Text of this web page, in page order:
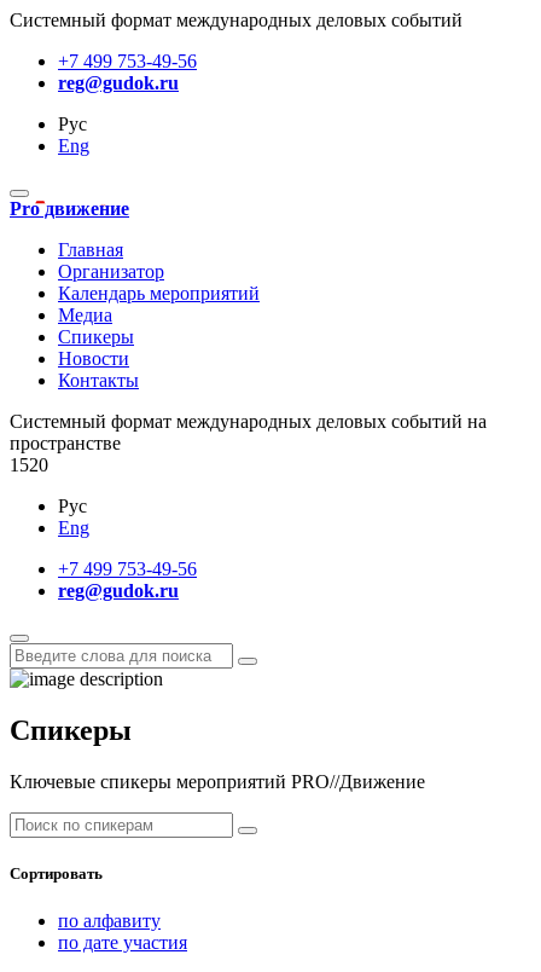
Системный формат международных деловых событий
+7 499 753-49-56
reg@gudok.ru
Рус
Eng
Pro движение
Главная
Организатор
Календарь мероприятий
Медиа
Спикеры
Новости
Контакты
Cистемный формат международных деловых событий на
пространстве
1520
Рус
Eng
+7 499 753-49-56
reg@gudok.ru
Спикеры
Ключевые спикеры мероприятий PRO//Движение
Сортировать
по алфавиту
по дате участия